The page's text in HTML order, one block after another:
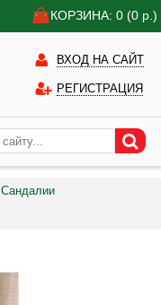
КОРЗИНА: 0 (0 р.)
ВХОД НА САЙТ
РЕГИСТРАЦИЯ
Сандалии